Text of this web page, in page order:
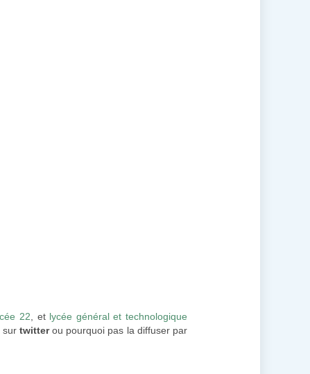
22 , et lycée général et technologique
sur twitterou pourquoi pas la diffuser par